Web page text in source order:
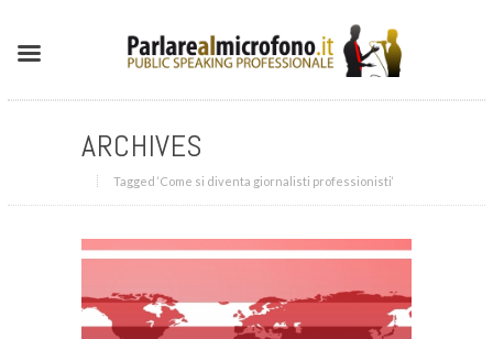
ARCHIVES
Tagged ‘Come si diventa giornalisti professionisti‘